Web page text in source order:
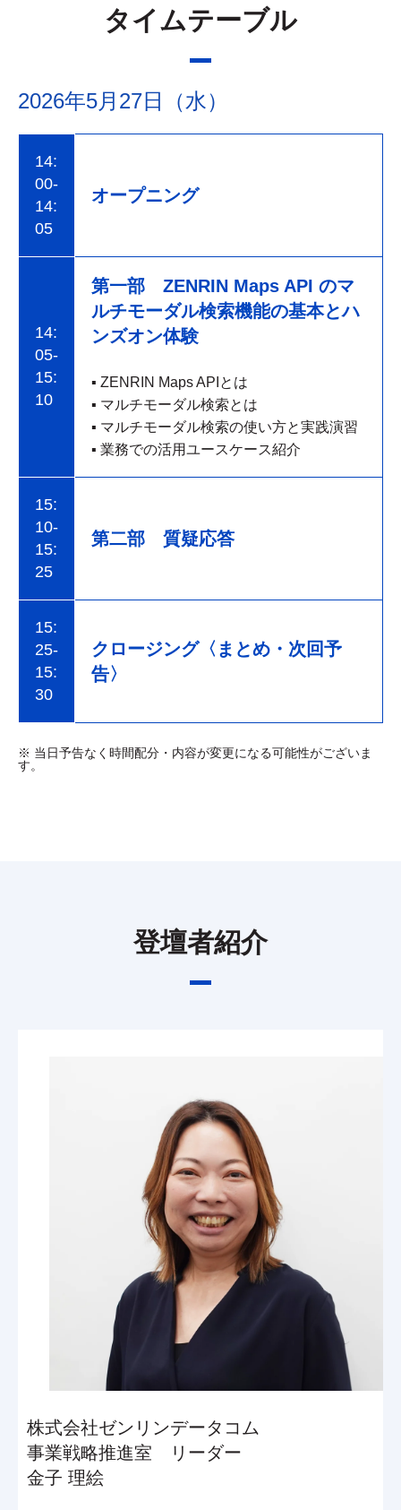
タイムテーブル
2026年5月27日（水）
14:
00-
14:
05
オープニング
14:
05-
15:
10
第一部 ZENRIN Maps API のマ
ルチモーダル検索機能の基本とハ
ンズオン体験
▪ ZENRIN Maps APIとは
▪ マルチモーダル検索とは
▪ マルチモーダル検索の使い方と実践演習
▪ 業務での活用ユースケース紹介
15:
10-
15:
25
第二部 質疑応答
15:
25-
15:
30
クロージング〈まとめ・次回予
告〉
※ 当日予告なく時間配分・内容が変更になる可能性がございま
す。
登壇者紹介
株式会社ゼンリンデータコム
事業戦略推進室 リーダー
金子 理絵